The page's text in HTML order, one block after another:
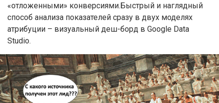
«отложенными» конверсиями.Быстрый и наглядный
способ анализа показателей сразу в двух моделях
атрибуции – визуальный деш-борд в Google Data
Studio.